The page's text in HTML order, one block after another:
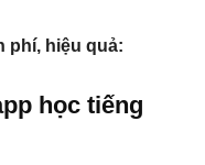
phí, hiệu quả:
học tiếng